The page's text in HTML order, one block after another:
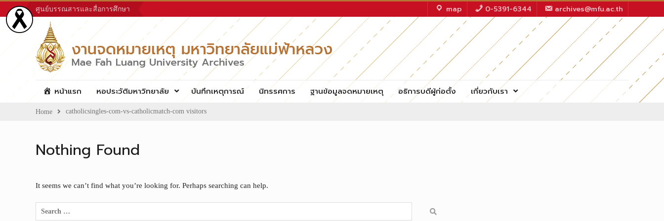
to
content
ศูนย์บรรณสารและสื่อการศึกษา map 0-5391-6344 archives@mfu.ac.th
หน้าแรก หอประวัติมหาวิทยาลัย บันทึกเหตุการณ์ นิทรรศการ ฐานข้อมูลจดหมายเหตุ อธิการบดีผู้ก่อตั้ง เกี่ยวกับเรา
Home catholicsingles-com-vs-catholicmatch-com visitors
Nothing Found
It seems we can’t find what you’re looking for. Perhaps searching can help.
Search
for: